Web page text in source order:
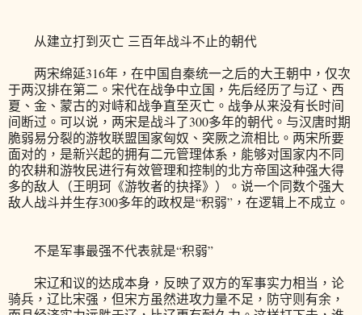
从建立打到灭亡 三百年战斗不止的朝代
两宋绵延316年，在中国自秦统一之后的大王朝中，仅次
于两汉排在第二。宋代在战争中立国，先后经历了与辽、西
夏、金、蒙古的对峙和战争直至灭亡。战争从来没有长时间
间断过。可以说，两宋是战斗了300多年的朝代。与汉唐时期
脆弱易分裂的游牧联盟国家匈奴、突厥之流相比。两宋所要
面对的，是新兴起的拥有二元管理体系，能够对国家内不同
的农耕和游牧民进行有效管理和控制的北方帝国这种强大得
多的敌人（王明珂《游牧者的抉择》）。说一个同数个强大
敌人战斗并生存300多年的政权是“积弱”，在逻辑上不成立。
不是军事最强不代表就是“积弱”
宋辽和议的达成本身，反映了双方的军事实力相当，论
骑兵，辽比宋强，但宋方虽然进攻力量不足，防守则有余，